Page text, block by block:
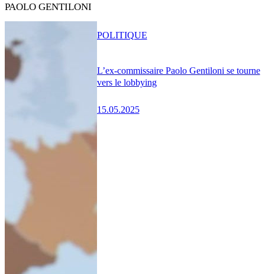
PAOLO GENTILONI
L’ex-commissaire Paolo Gentiloni se tourne
vers le lobbying
15.05.2025
POLITIQUE